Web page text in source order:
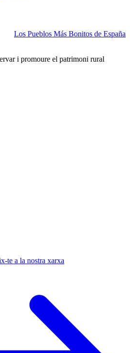
Los Pueblos Más Bonitos de España
i promoure el patrimoni rural
te a la nostra xarxa